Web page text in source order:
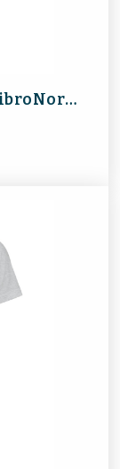
Dame “Har du prøvd yoga?” FibroNorge